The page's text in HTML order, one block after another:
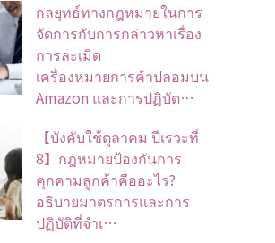
กลยุทธ์ทางกฎหมายในการ
จัดการกับการกล่าวหาเรื่อง
การละเมิด
เครื่องหมายการค้าปลอมบน
Amazon และการปฏิบัต…
【บังคับใช้ตุลาคม ปีเรวะที่
8】กฎหมายป้องกันการ
คุกคามลูกค้าคืออะไร?
อธิบายมาตรการและการ
ปฏิบัติที่จำเ…